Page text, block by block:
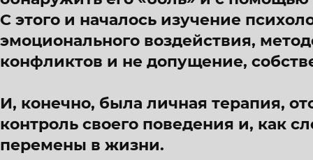
С этого и началось изучение
эмоционального воздействия,
конфликтов и не допущение,
И, конечно, была личная терапия,
контроль своего поведения и, как
перемены в жизни.